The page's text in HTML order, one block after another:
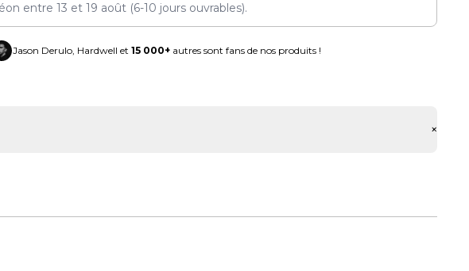
entre 13 et 19 août(6-10 jours ouvrables).
Jason Derulo, Hardwell et 15 000+autres sont fans de nos produits !
+